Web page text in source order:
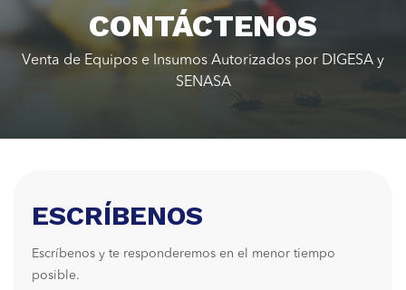
CONTÁCTENOS
Venta de Equipos e Insumos Autorizados por DIGESA y
SENASA
ESCRÍBENOS
Escríbenos y te responderemos en el menor tiempo
posible.